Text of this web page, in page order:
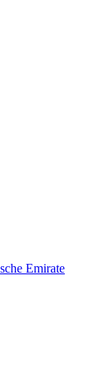
Emirate